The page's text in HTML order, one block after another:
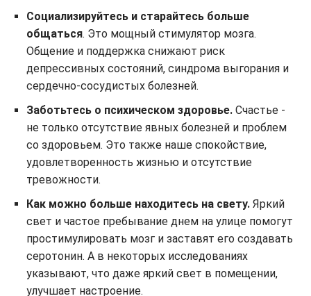
Социализируйтесь и старайтесь больше
общаться. Это мощный стимулятор мозга.
Общение и поддержка снижают риск
депрессивных состояний, синдрома выгорания и
сердечно-сосудистых болезней.
Заботьтесь о психическом здоровье. Счастье -
не только отсутствие явных болезней и проблем
со здоровьем. Это также наше спокойствие,
удовлетворенность жизнью и отсутствие
тревожности.
Как можно больше находитесь на свету. Яркий
свет и частое пребывание днем на улице помогут
простимулировать мозг и заставят его создавать
серотонин. А в некоторых исследованиях
указывают, что даже яркий свет в помещении,
улучшает настроение.